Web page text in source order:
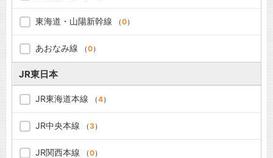
東海道・山陽新幹線 （0）
あおなみ線 （0）
JR東日本
JR東海道本線 （4）
JR中央本線 （3）
JR関西本線 （0）